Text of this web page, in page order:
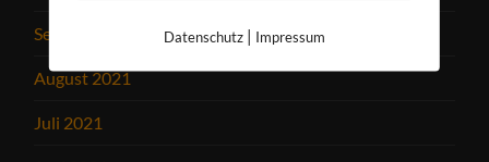
September 2021
August 2021
Juli 2021
Datenschutz| Impressum